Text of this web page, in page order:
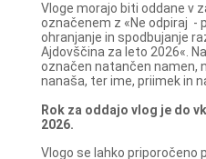
Vloge morajo biti oddane v
označenem z «Ne odpiraj -
ohranjanje in spodbujanje
Ajdovščina za leto 2026«.
označen natančen namen,
nanaša, ter ime, priimek in
Rok za oddajo vlog je do
2026.
Vlogo se lahko priporočeno